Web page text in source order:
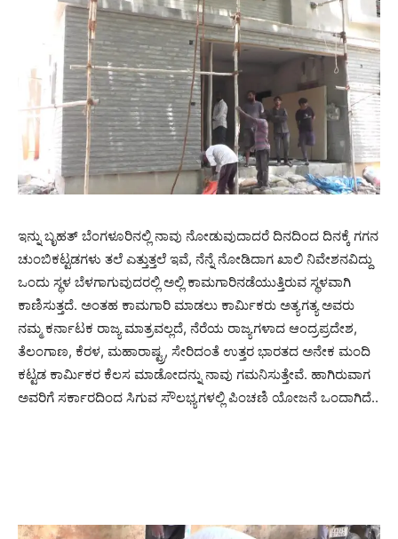
ಇನ್ನು ಬೃಹತ್ ಬೆಂಗಳೂರಿನಲ್ಲಿ ನಾವು ನೋಡುವುದಾದರೆ ದಿನದಿಂದ ದಿನಕ್ಕೆ ಗಗನ
ಚುಂಬಿಕಟ್ಟಡಗಳು ತಲೆ ಎತ್ತುತ್ತಲೆ ಇವೆ,‌ ನೆನ್ನೆ ನೋಡಿದಾಗ ಖಾಲಿ ನಿವೇಶನವಿದ್ದು
ಒಂದು ಸ್ಥಳ ಬೆಳಗಾಗುವುದರಲ್ಲಿ ಅಲ್ಲಿ ಕಾಮಗಾರಿ‌ನಡೆಯುತ್ತಿರುವ ಸ್ಥಳವಾಗಿ
ಕಾಣಿಸುತ್ತದೆ. ಅಂತಹ ಕಾಮಗಾರಿ ಮಾಡಲು ಕಾರ್ಮಿಕರು ಅತ್ಯಗತ್ಯ ಅವರು
ನಮ್ಮ ಕರ್ನಾಟಕ ರಾಜ್ಯ ಮಾತ್ರವಲ್ಲದೆ, ನೆರೆಯ ರಾಜ್ಯಗಳಾದ ಆಂದ್ರಪ್ರದೇಶ,
ತೆಲಂಗಾಣ, ಕೆರಳ, ಮಹಾರಾಷ್ಟ್ರ, ಸೇರಿದಂತೆ ಉತ್ತರ ಭಾರತದ ಅನೇಕ ಮಂದಿ
ಕಟ್ಟಡ ಕಾರ್ಮಿಕರ ಕೆಲಸ ಮಾಡೋದನ್ನು ನಾವು ಗಮನಿಸುತ್ತೇವೆ. ಹಾಗಿರುವಾಗ
ಅವರಿಗೆ ಸರ್ಕಾರದಿಂದ ಸಿಗುವ ಸೌಲಭ್ಯಗಳಲ್ಲಿ ಪಿಂಚಣಿ ಯೋಜನೆ ಒಂದಾಗಿದೆ..